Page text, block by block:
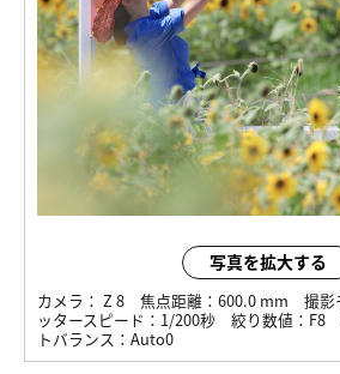
写真を拡大する
カメラ： Z 8 焦点距離： 600.0 mm 撮影
ッタースピード： 1/200秒 絞り数値： F8
トバランス： Auto0